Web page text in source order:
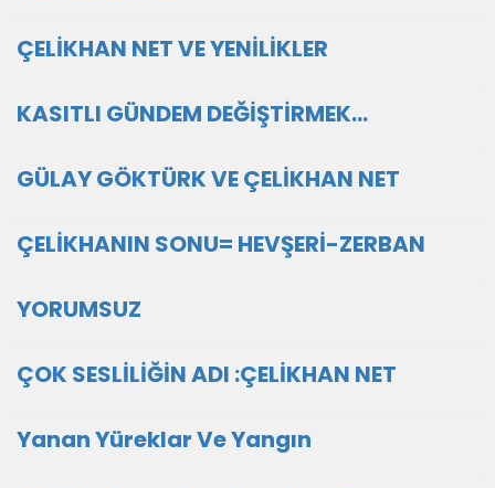
ÇELİKHAN NET VE YENİLİKLER
KASITLI GÜNDEM DEĞİŞTİRMEK...
GÜLAY GÖKTÜRK VE ÇELİKHAN NET
ÇELİKHANIN SONU= HEVŞERİ-ZERBAN
YORUMSUZ
ÇOK SESLİLİĞİN ADI :ÇELİKHAN NET
Yanan Yüreklar Ve Yangın